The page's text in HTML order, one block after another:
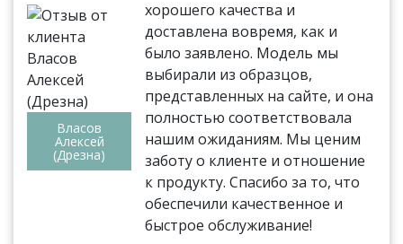
Власов
Алексей
(Дрезна)
хорошего качества и
доставлена вовремя, как и
было заявлено. Модель мы
выбирали из образцов,
представленных на сайте, и она
полностью соответствовала
нашим ожиданиям. Мы ценим
заботу о клиенте и отношение
к продукту. Спасибо за то, что
обеспечили качественное и
быстрое обслуживание!